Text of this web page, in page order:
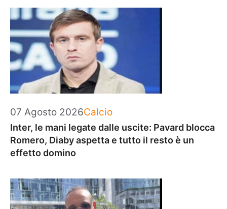
07 Agosto 2026Categorie
Calcio
Inter, le mani legate dalle uscite: Pavard blocca
Romero, Diaby aspetta e tutto il resto è un
effetto domino